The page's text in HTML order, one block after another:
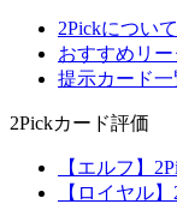
2Pickについ
おすすめリ
提示カード一
2Pickカード評価
【エルフ】
【ロイヤル